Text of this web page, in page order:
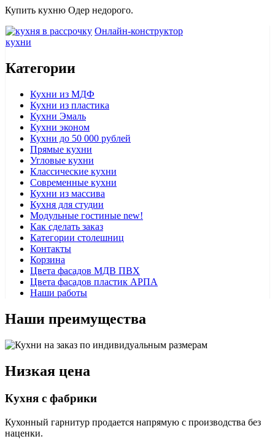
Купить кухню Одер недорого.
Онлайн-конструктор
кухни
Категории
Кухни из МДФ
Кухни из пластика
Кухни Эмаль
Кухни эконом
Кухни до 50 000 рублей
Прямые кухни
Угловые кухни
Классические кухни
Современные кухни
Кухни из массива
Кухня для студии
Модульные гостиные new!
Как сделать заказ
Категории столешниц
Контакты
Корзина
Цвета фасадов МДВ ПВХ
Цвета фасадов пластик АРПА
Наши работы
Наши преимущества
Низкая цена
Кухня с фабрики
Кухонный гарнитур продается напрямую с производства без
наценки.